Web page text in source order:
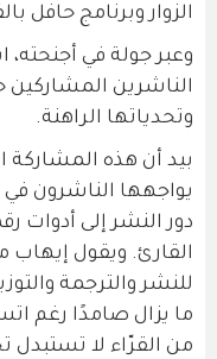
الزوار وبرنامج حافل
وعبر جولة في
الناشرين المشاركين
وتحدياتها الراهنة.
بيد أن هذه
يواجهها الناشرون في
دور النشر إلى أدوات
القارئ. ويقول إيهاب
للنشر والترجمة
ما يزال صامدًا رغم
من القرّاء لا تستبدل